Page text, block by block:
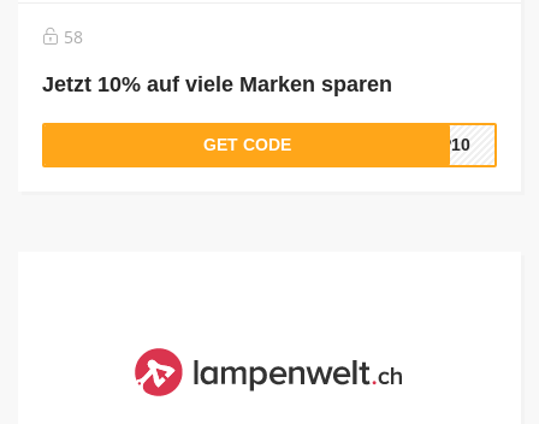
58
Jetzt 10% auf viele Marken sparen
GET CODE AP10